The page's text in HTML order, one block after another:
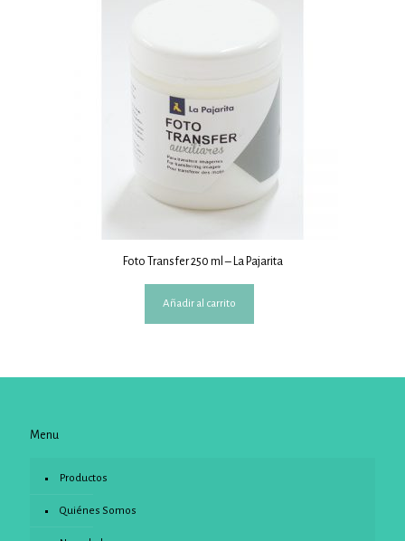
Foto Transfer 250 ml – La Pajarita
Añadir al carrito
Menu
Productos
Quiénes Somos